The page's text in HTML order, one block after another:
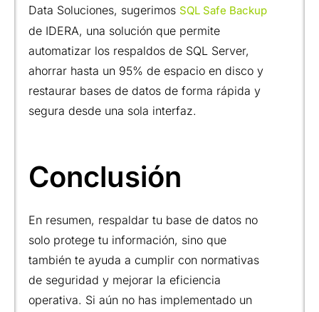
Data Soluciones, sugerimos SQL Safe Backup
de IDERA, una solución que permite
automatizar los respaldos de SQL Server,
ahorrar hasta un 95% de espacio en disco y
restaurar bases de datos de forma rápida y
segura desde una sola interfaz.
Conclusión
En resumen, respaldar tu base de datos no
solo protege tu información, sino que
también te ayuda a cumplir con normativas
de seguridad y mejorar la eficiencia
operativa. Si aún no has implementado un